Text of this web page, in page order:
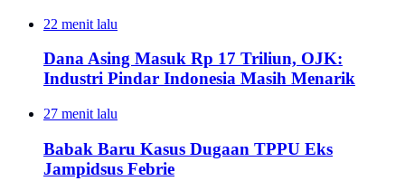
22 menit lalu
Dana Asing Masuk Rp 17 Triliun, OJK:
Industri Pindar Indonesia Masih Menarik
27 menit lalu
Babak Baru Kasus Dugaan TPPU Eks
Jampidsus Febrie